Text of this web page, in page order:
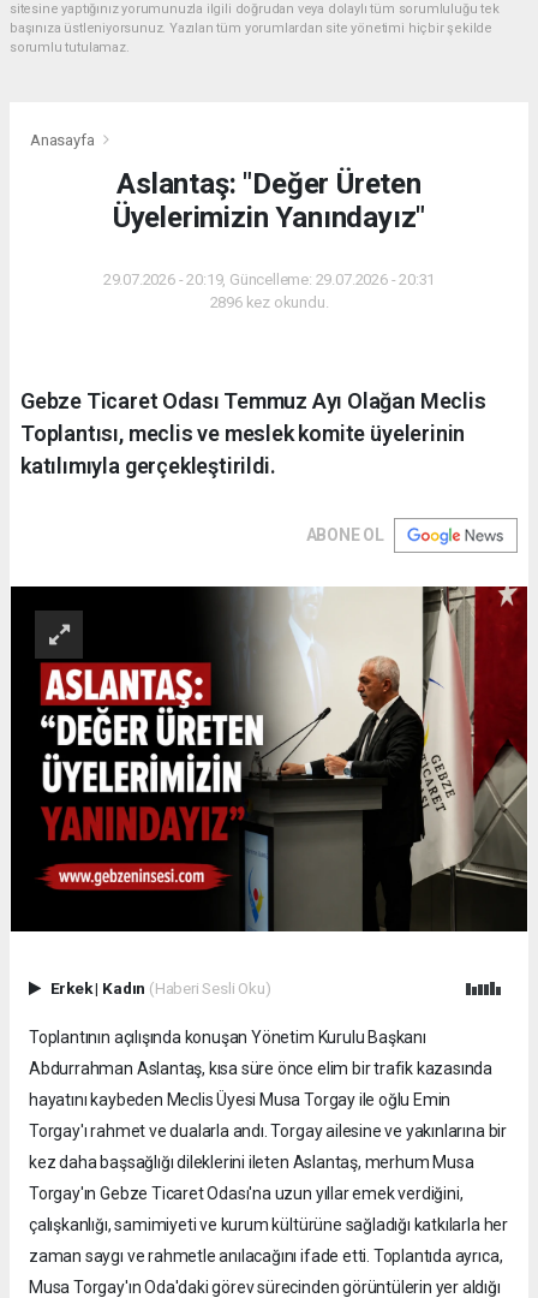
sitesine yaptığınız yorumunuzla ilgili doğrudan veya dolaylı tüm sorumluluğu tek
başınıza üstleniyorsunuz. Yazılan tüm yorumlardan site yönetimi hiçbir şekilde
sorumlu tutulamaz.
Anasayfa
Aslantaş: "Değer Üreten
Üyelerimizin Yanındayız"
29.07.2026 - 20:19, Güncelleme: 29.07.2026 - 20:31
2896 kez okundu.
Gebze Ticaret Odası Temmuz Ayı Olağan Meclis
Toplantısı, meclis ve meslek komite üyelerinin
katılımıyla gerçekleştirildi.
ABONE OL
Erkek| Kadın (Haberi Sesli Oku)
Toplantının açılışında konuşan Yönetim Kurulu Başkanı
Abdurrahman Aslantaş, kısa süre önce elim bir trafik kazasında
hayatını kaybeden Meclis Üyesi Musa Torgay ile oğlu Emin
Torgay'ı rahmet ve dualarla andı. Torgay ailesine ve yakınlarına bir
kez daha başsağlığı dileklerini ileten Aslantaş, merhum Musa
Torgay'ın Gebze Ticaret Odası'na uzun yıllar emek verdiğini,
çalışkanlığı, samimiyeti ve kurum kültürüne sağladığı katkılarla her
zaman saygı ve rahmetle anılacağını ifade etti. Toplantıda ayrıca,
Musa Torgay'ın Oda'daki görev sürecinden görüntülerin yer aldığı